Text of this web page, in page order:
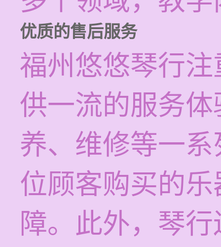
优质的售后服务
福州悠悠琴行
供一流的服务
养、维修等一
位顾客购买的
障。此外，琴